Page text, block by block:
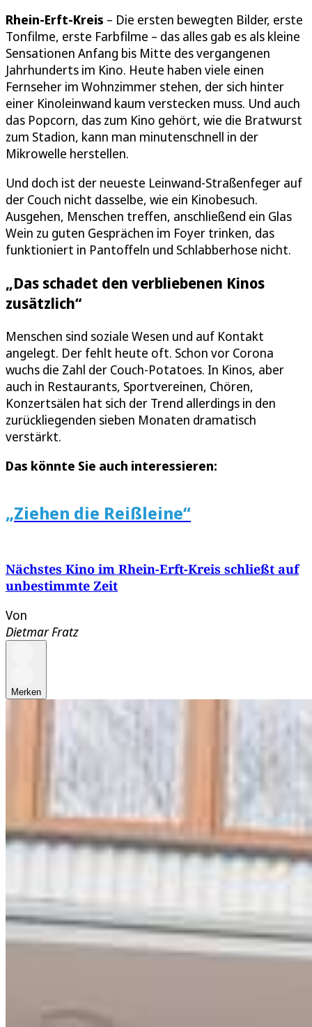
Rhein-Erft-Kreis – Die ersten bewegten Bilder, erste
Tonfilme, erste Farbfilme – das alles gab es als kleine
Sensationen Anfang bis Mitte des vergangenen
Jahrhunderts im Kino. Heute haben viele einen
Fernseher im Wohnzimmer stehen, der sich hinter
einer Kinoleinwand kaum verstecken muss. Und auch
das Popcorn, das zum Kino gehört, wie die Bratwurst
zum Stadion, kann man minutenschnell in der
Mikrowelle herstellen.
Und doch ist der neueste Leinwand-Straßenfeger auf
der Couch nicht dasselbe, wie ein Kinobesuch.
Ausgehen, Menschen treffen, anschließend ein Glas
Wein zu guten Gesprächen im Foyer trinken, das
funktioniert in Pantoffeln und Schlabberhose nicht.
„Das schadet den verbliebenen Kinos
zusätzlich“
Menschen sind soziale Wesen und auf Kontakt
angelegt. Der fehlt heute oft. Schon vor Corona
wuchs die Zahl der Couch-Potatoes. In Kinos, aber
auch in Restaurants, Sportvereinen, Chören,
Konzertsälen hat sich der Trend allerdings in den
zurückliegenden sieben Monaten dramatisch
verstärkt.
Das könnte Sie auch interessieren:
„Ziehen die Reißleine“
Nächstes Kino im Rhein-Erft-Kreis schließt auf
unbestimmte Zeit
Von
Dietmar Fratz
Merken